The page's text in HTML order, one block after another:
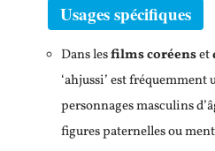
Usages spécifiques
Dans lesfilms coréenset
‘ahjussi’ est
personnages masculins
figures paternelles ou